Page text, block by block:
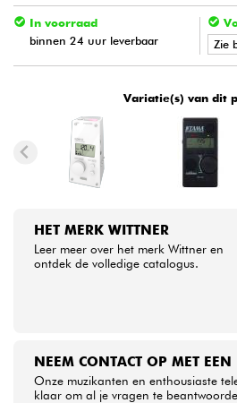
Viool & Quatuor
Kinderen
Kabels & toebehoren
HiFi
Bekijk onze
In voorraad
binnen 24 uur leverbaar
Zie
•
•
Variatie(s) van dit
HET MERK WITTNER
Leer meer over het merk Wittner en
ontdek de volledige catalogus.
NEEM CONTACT OP MET
Onze muzikanten en enthousiaste
klaar om al je vragen te